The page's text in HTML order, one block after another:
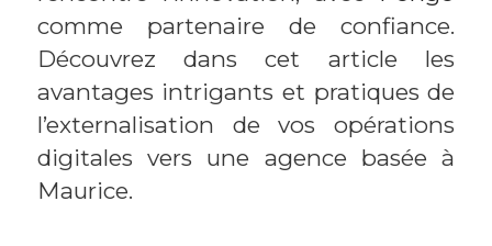
comme partenaire de confiance.
Découvrez dans cet article les
avantages intrigants et pratiques de
l’externalisation de vos opérations
digitales vers une agence basée à
Maurice.